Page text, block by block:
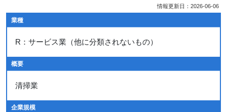
情報更新日：2026-06-06
業種
R：サービス業（他に分類されないもの）
概要
清掃業
企業規模